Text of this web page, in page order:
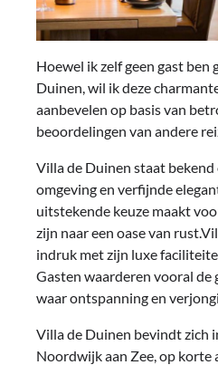
Hoewel ik zelf geen gast ben
Duinen, wil ik deze
aanbevelen op basis van
beoordelingen van andere
Villa de Duinen staat bekend
omgeving en verfijnde
uitstekende keuze maakt
zijn naar een oase van
indruk met zijn luxe
Gasten waarderen vooral de
waar ontspanning en
Villa de Duinen bevindt zich
Noordwijk aan Zee, op korte